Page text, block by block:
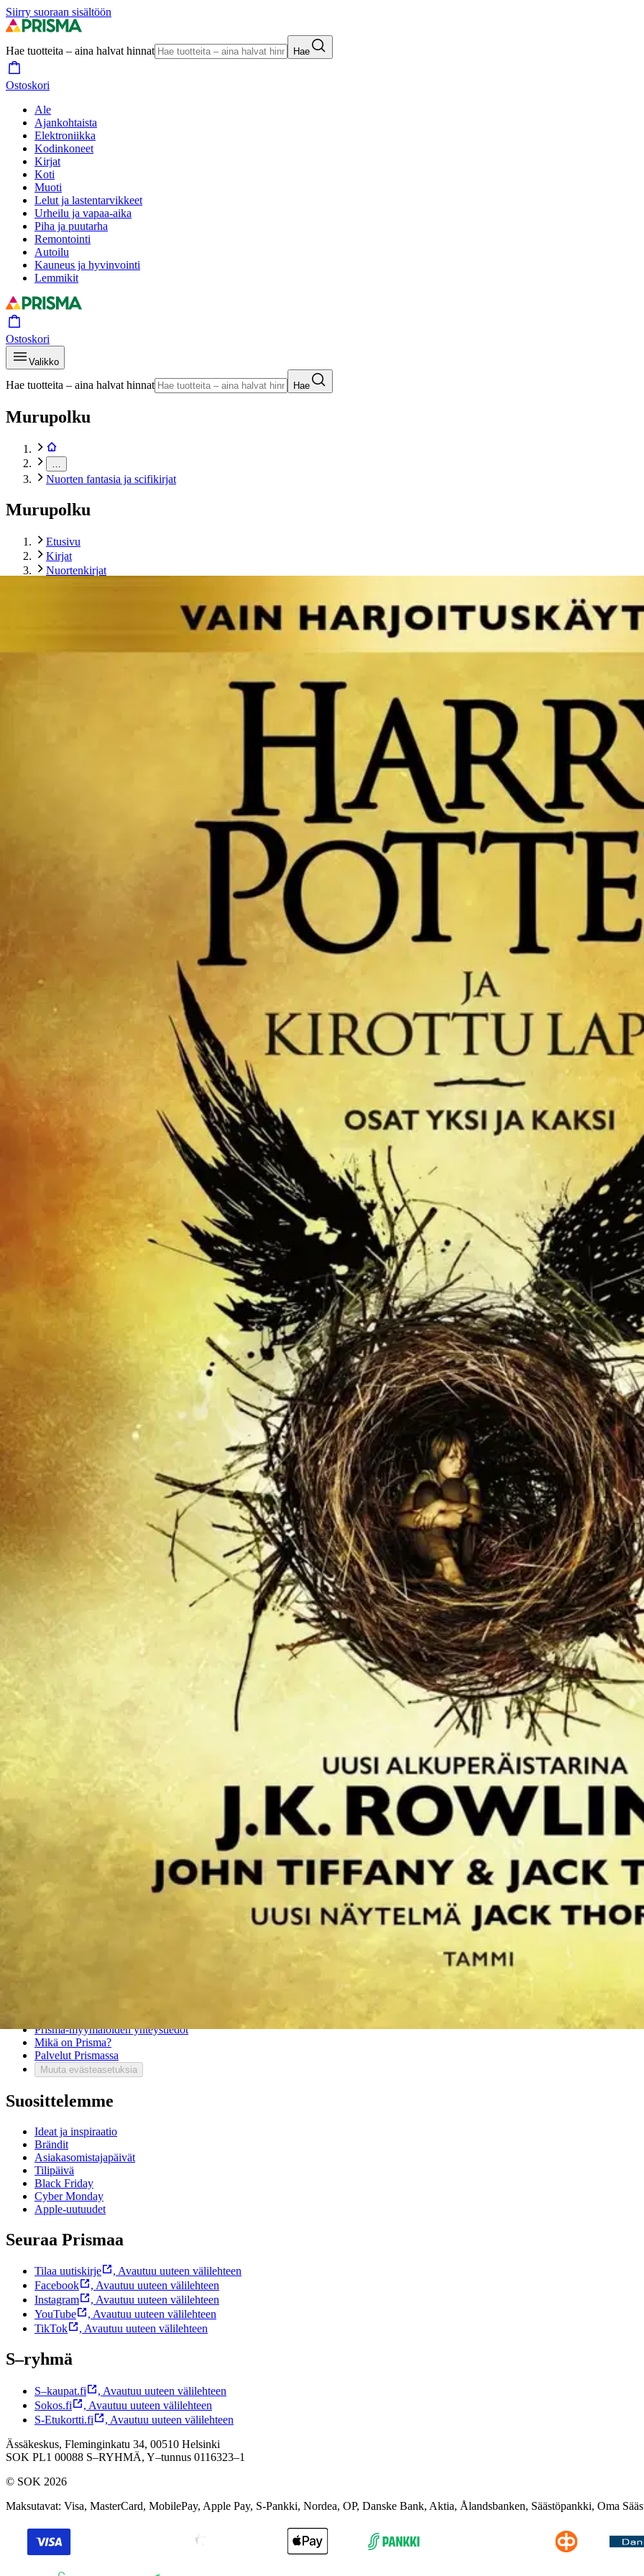
Siirry suoraan sisältöön
Hae tuotteita – aina halvat hinnat Hae
Ostoskori
Ale
Ajankohtaista
Elektroniikka
Kodinkoneet
Kirjat
Koti
Muoti
Lelut ja lastentarvikkeet
Urheilu ja vapaa-aika
Piha ja puutarha
Remontointi
Autoilu
Kauneus ja hyvinvointi
Lemmikit
Ostoskori
Valikko
Hae tuotteita – aina halvat hinnat Hae
Murupolku
Nuorten fantasia ja scifikirjat
Murupolku
Etusivu
Kirjat
Nuortenkirjat
Rowling, Harry Potter ja kirottu lapsi - Osat yksi ja kaksi
Asiakasomistaja-alennus-15 %
Rowling, Harry Potter ja kirottu lapsi - Osat yksi ja kaksi
Kotiin tai noutopisteeseen
Ilmainen toimitus yli 100 €:n tilauksille Postin pakettiautomaattiin tai
Etu ei koske Suuri‑lisäpalvelulla toimitettavia tuotteita.
Tarkista myymäläsaatavuus
Tuotekuvaus
Kahdeksas tarina. Yhdeksäntoista vuotta myöhemmin. Harry Potter ja kirottu lapsi on J.K. Rowlingin, John Tiffanyn ja Jack Thornen
kahdeksas Harry Potter -tarina ja virallisesti ensimmäinen, josta on tehty näytelmäversio. Näytelmän ensi-ilta oli Lontoon West Endissä
riittää nytkin kun hän on taikaministeriön ylityöllistetty virkamies, aviomies ja kolmen kouluikäisen lapsen isä. Samaan aikaan kun Harry
poikansa Albus joutuu ottamaan vastuksekseen suvun henkisen perinnön taakan. Menneisyyden ja nykyisyyden sulautuessa pahaenteisesti
nousee odottamattomista paikoista. Kirjaa on saatavana vain rajoitetun ajan, joten varmista että saat omasi, tilaa kirja ajoissa.
Ominaisuudet
Oletko tyytyväinen tuotetietoihin?
Ovatko tuotetiedot riittävät? Jos tuotetiedoissa on puutteita tai niitä voisi muuten parantaa, anna palautetta.
Avautuu uuteen välilehteen
Ilmainen palautus 30 päivää.*
Verkkokauppa
Myymälänouto
Reklamaatio
Maksutavat
Tilaus- ja toimitusehdot
Käyttöehdot
Saavutettavuus
Prisma-myymälöiden yhteystiedot
Mikä on Prisma?
Palvelut Prismassa
Muuta evästeasetuksia
Suosittelemme
Ideat ja inspiraatio
Brändit
Asiakasomistajapäivät
Tilipäivä
Black Friday
Cyber Monday
Apple-uutuudet
Seuraa Prismaa
Tilaa uutiskirje , Avautuu uuteen välilehteen
Facebook
, Avautuu uuteen välilehteen
Instagram
, Avautuu uuteen välilehteen
YouTube
, Avautuu uuteen välilehteen
TikTok
, Avautuu uuteen välilehteen
S–ryhmä
S–kaupat.fi , Avautuu uuteen välilehteen
Sokos.fi
, Avautuu uuteen välilehteen
S-Etukortti.fi
, Avautuu uuteen välilehteen
Ässäkeskus, Fleminginkatu 34, 00510 Helsinki
SOK PL1 00088 S–RYHMÄ, Y–tunnus 0116323–1
© SOK 2026
Maksutavat: Visa, MasterCard, MobilePay, Apple Pay, S-Pankki, Nordea, OP, Danske Bank, Aktia, Ålandsbanken, Säästöpankki, Oma